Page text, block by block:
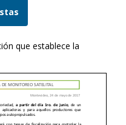
que establece la